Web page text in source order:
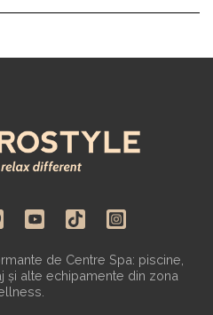
de Centre Spa: piscine,
și alte echipamente din zona